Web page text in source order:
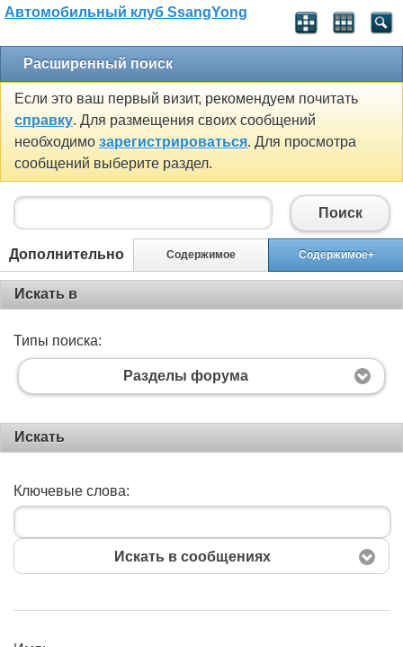
Автомобильный клуб SsangYong
Расширенный поиск
Если это ваш первый визит, рекомендуем почитать
справку. Для размещения своих сообщений
необходимо зарегистрироваться. Для просмотра
сообщений выберите раздел.
Поиск
Дополнительно Содержимое Содержимое+
Искать в
Типы поиска:
Разделы форума
Искать
Ключевые слова:
Искать в сообщениях